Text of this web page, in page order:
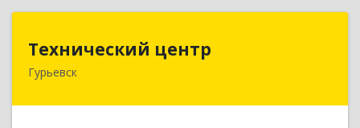
Технический центр
Гурьевск